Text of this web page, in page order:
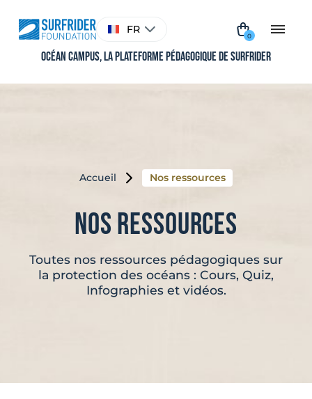
contenu
Choisir
une
FR
0
Océan Campus, La plateforme pédagogique de Surfrider
Accueil Nos ressources
Nos ressources
Toutes nos ressources pédagogiques sur
la protection des océans : Cours, Quiz,
Infographies et vidéos.